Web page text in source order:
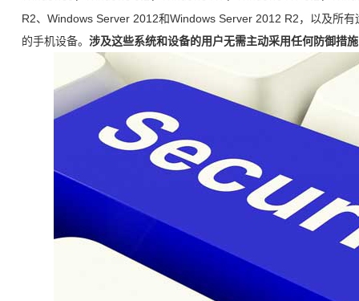
R2、Windows Server 2012和Windows Server 2012 R2，以及所
的手机设备。涉及这些系统和设备的用户无需主动采用任何防御措